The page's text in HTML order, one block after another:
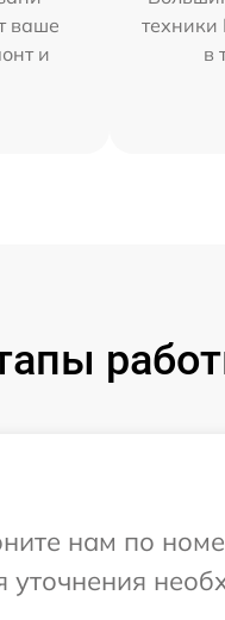
ваше
и
техники
в
нам по